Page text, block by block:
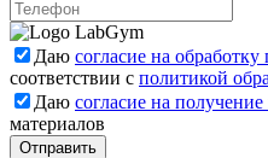
Даю согласие на
соответствии с политикой
Даю согласие на
материалов
Отправить